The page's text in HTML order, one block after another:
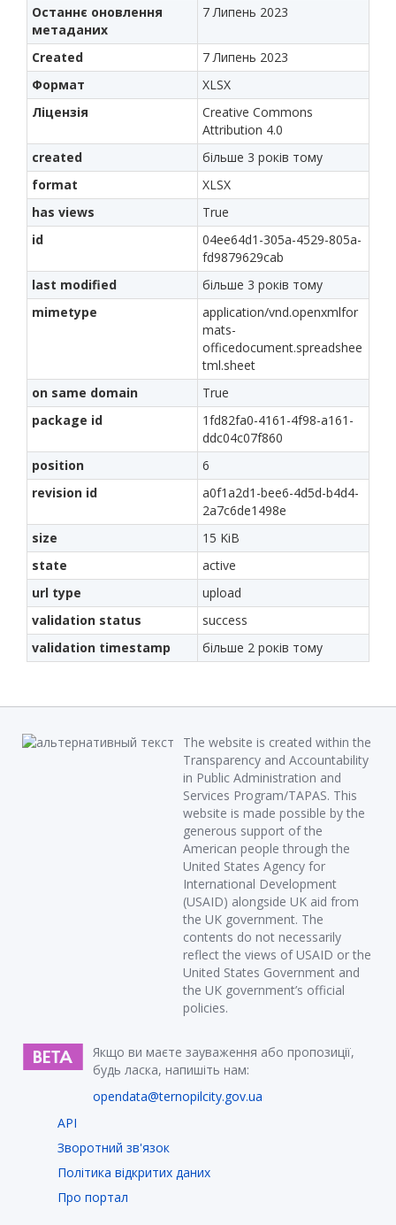
Останнє оновлення
метаданих
7 Липень 2023
Created
7 Липень 2023
Формат
XLSX
Ліцензія
Creative Commons
Attribution 4.0
created
більше 3 років тому
format
XLSX
has views
True
id
04ee64d1-305a-4529-805a-
fd9879629cab
last modified
більше 3 років тому
mimetype
application/vnd.openxmlfor
mats-
officedocument.spreadshee
tml.sheet
on same domain
True
package id
1fd82fa0-4161-4f98-a161-
ddc04c07f860
position
6
revision id
a0f1a2d1-bee6-4d5d-b4d4-
2a7c6de1498e
size
15 KiB
state
active
url type
upload
validation status
success
validation timestamp
більше 2 років тому
The website is created within the
Transparency and Accountability
in Public Administration and
Services Program/TAPAS. This
website is made possible by the
generous support of the
American people through the
United States Agency for
International Development
(USAID) alongside UK aid from
the UK government. The
contents do not necessarily
reflect the views of USAID or the
United States Government and
the UK government’s official
policies.
Якщо ви маєте зауваження або пропозиції,
будь ласка, напишіть нам:
opendata@ternopilcity.gov.ua
API
Зворотний зв'язок
Політика відкритих даних
Про портал